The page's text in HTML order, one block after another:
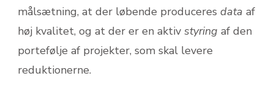
målsætning, at der løbende produceres data af
høj kvalitet, og at der er en aktiv styring af den
portefølje af projekter, som skal levere
reduktionerne.